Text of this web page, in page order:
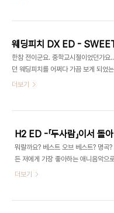
러디..
지 만땅 채워주는 란카의 큐트 파와 초
훗!!
한참 전이군요. 중학교시절이었던가
던 웨딩피치를 어쩌다 가끔 보게 되었
을 볼 때마다 항상 느낀 것이 있었습니
라고 생각하고 있다가 마침내 대학에 입
서 미용실에 달려갔습니다. "하하하 머
니 그만두세요" 라는 한마디에 OTL..
을 접어야만 했습니다. 그런데 그 자식
야!!!!!) 잠깐 흥분상태였습니다. 그런 이
이 중반부를 지나면서부터는 어찌하다
더보기
H2 ED -「두사람」이서 돌
뭐랄까요? 베스트 오브 베스트? 명곡?
든 저에게 가장 좋아하는 애니음악으
자를 주기에 주저 없을 노래라고 생각
더보기